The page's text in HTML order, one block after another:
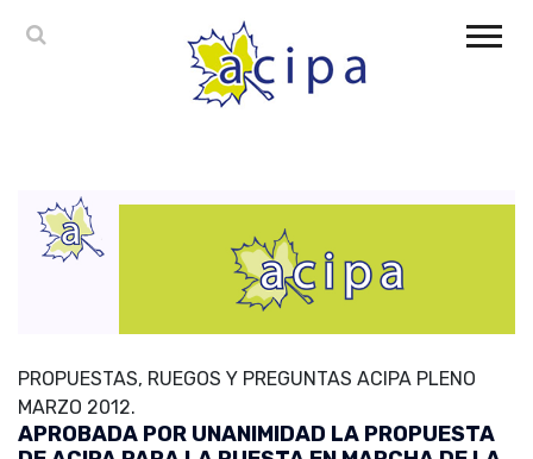
PROPUESTAS, RUEGOS Y PREGUNTAS ACIPA PLENO
MARZO 2012.
APROBADA POR UNANIMIDAD LA PROPUESTA